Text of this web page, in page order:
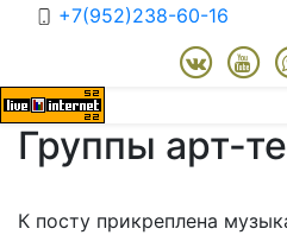
+7(952)238-60-16
Группы арт-
К посту прикреплена